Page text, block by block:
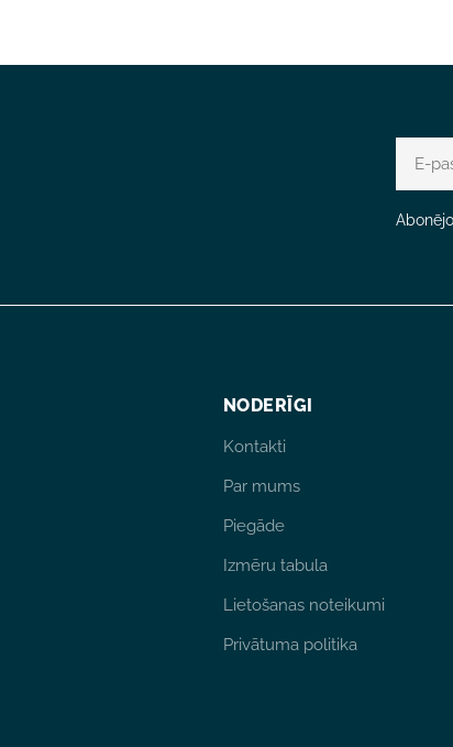
pasts
NODERĪGI
Kontakti
Par mums
Piegāde
Izmēru tabula
Lietošanas noteikumi
Privātuma politika